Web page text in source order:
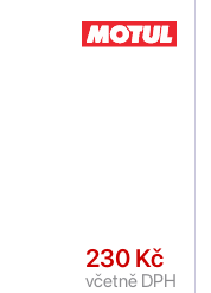
230 Kč
včetně DPH